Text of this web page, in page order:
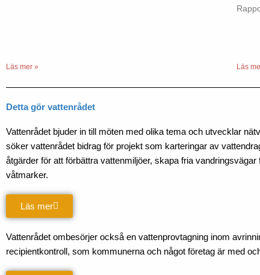
Läs mer » Läs
Detta gör vattenrådet
Vattenrådet bjuder in till möten med olika tema och utvecklar
söker vattenrådet bidrag för projekt som karteringar av
åtgärder för att förbättra vattenmiljöer, skapa fria
våtmarker.
Läs mer
Vattenrådet ombesörjer också en vattenprovtagning inom
recipientkontroll, som kommunerna och något företag är med